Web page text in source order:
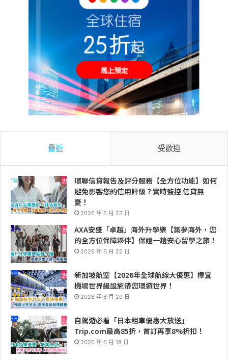
最近 受歡迎
環聯信貸報告及評分服務【全方位功能】如何
避免影響您的信用評級？實時監控 信貸無
憂！
2026 年 6 月 23 日
AXA安盛「卓越」海外升學樂【築夢海外，您
的全方位保障夥伴】保證一趟安心留學之旅！
2026 年 6 月 22 日
新加坡航空【2026年全球航線大優惠】樟宜
機場世界級設施帶您環遊世界！
2026 年 6 月 20 日
自駕遊必看「日本租車優惠大放送」
Trip.com最高85折，首訂再享8%折扣！
2026 年 6 月 18 日